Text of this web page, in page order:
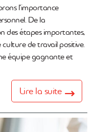
l’importance
De la
des étapes importantes,
de travail positive.
équipe gagnante et
Lire la suite